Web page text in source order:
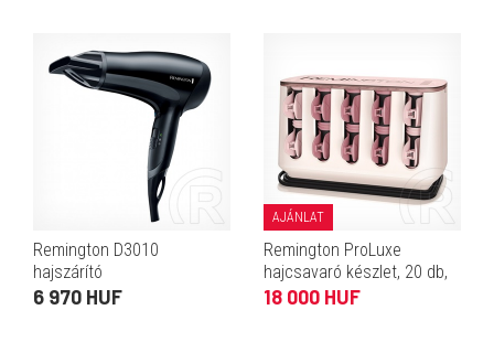
Remington D3010
hajszárító
6 970 HUF
AJÁNLAT
Remington ProLuxe
hajcsavaró készlet, 20 db,
viasz belső, OptiHeat tech.
18 000 HUF